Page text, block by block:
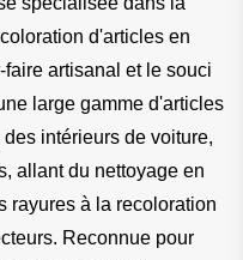
d'articles en
artisanal et le souci
large gamme d'articles
intérieurs de voiture,
allant du nettoyage en
rayures à la recoloration
Reconnue pour